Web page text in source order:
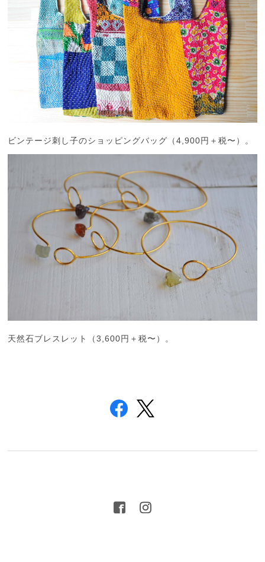
ビンテージ刺し子のショッピングバッグ（4,900円＋税〜）。
天然石ブレスレット（3,600円＋税〜）。